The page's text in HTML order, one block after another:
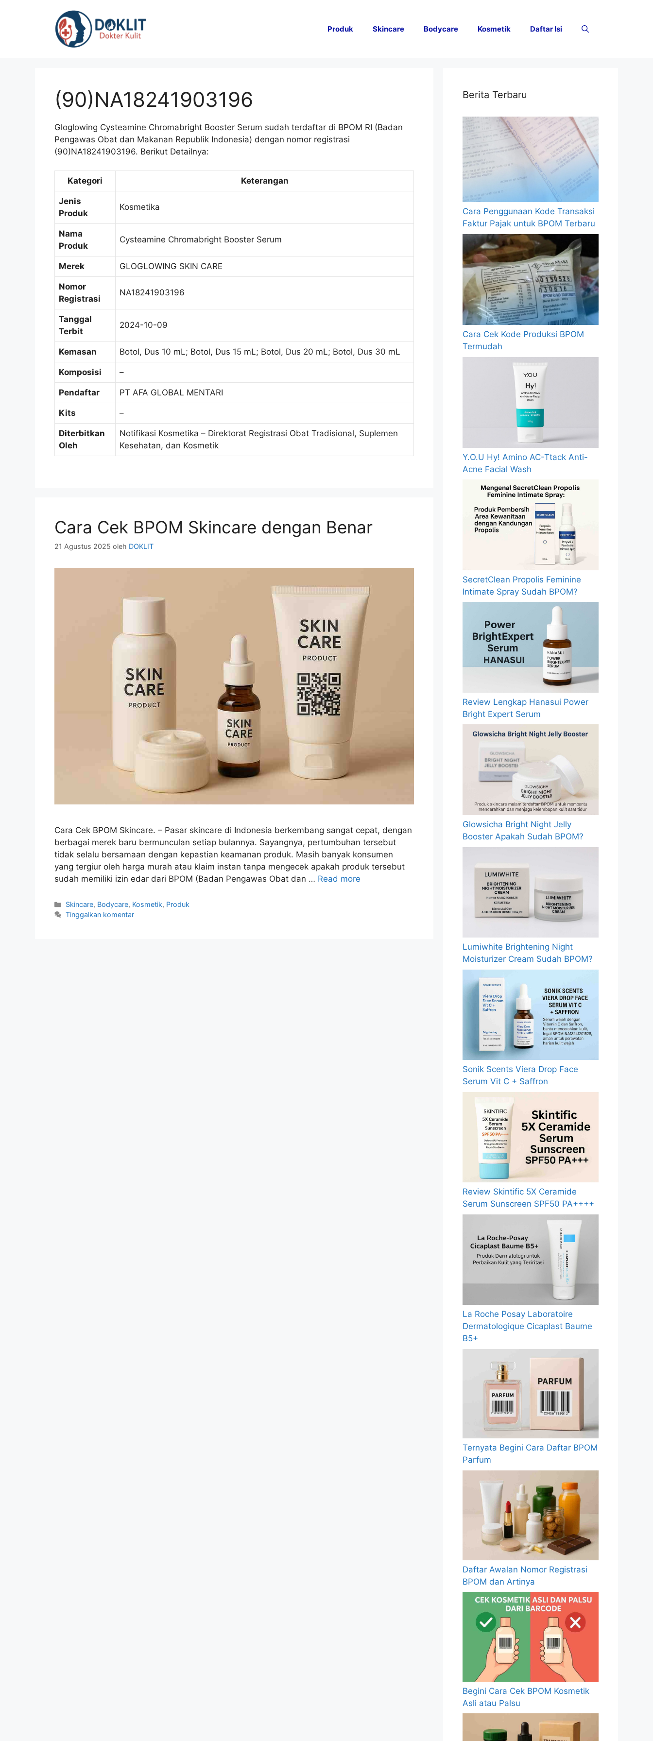
Produk Skincare Bodycare Kosmetik Daftar Isi
(90)NA18241903196
Gloglowing Cysteamine Chromabright Booster Serum sudah terdaftar di BPOM RI (Badan
Pengawas Obat dan Makanan Republik Indonesia) dengan nomor registrasi
(90)NA18241903196. Berikut Detailnya:
Kategori Keterangan
Jenis
Produk
Kosmetika
Nama
Produk
Cysteamine Chromabright Booster Serum
Merek GLOGLOWING SKIN CARE
Nomor
Registrasi
NA18241903196
Tanggal
Terbit
2024-10-09
Kemasan Botol, Dus 10 mL; Botol, Dus 15 mL; Botol, Dus 20 mL; Botol, Dus 30 mL
Komposisi –
Pendaftar PT AFA GLOBAL MENTARI
Kits –
Diterbitkan
Oleh
Notifikasi Kosmetika – Direktorat Registrasi Obat Tradisional, Suplemen
Kesehatan, dan Kosmetik
Cara Cek BPOM Skincare dengan Benar
21 Agustus 2025 oleh DOKLIT
Cara Cek BPOM Skincare. – Pasar skincare di Indonesia berkembang sangat cepat, dengan
berbagai merek baru bermunculan setiap bulannya. Sayangnya, pertumbuhan tersebut
tidak selalu bersamaan dengan kepastian keamanan produk. Masih banyak konsumen
yang tergiur oleh harga murah atau klaim instan tanpa mengecek apakah produk tersebut
sudah memiliki izin edar dari BPOM (Badan Pengawas Obat dan … Read more
Kategori
Skincare, Bodycare, Kosmetik, Produk
Tinggalkan komentar
Berita Terbaru
Cara Penggunaan Kode Transaksi
Faktur Pajak untuk BPOM Terbaru
Cara Cek Kode Produksi BPOM
Termudah
Y.O.U Hy! Amino AC-Ttack Anti-
Acne Facial Wash
SecretClean Propolis Feminine
Intimate Spray Sudah BPOM?
Review Lengkap Hanasui Power
Bright Expert Serum
Glowsicha Bright Night Jelly
Booster Apakah Sudah BPOM?
Lumiwhite Brightening Night
Moisturizer Cream Sudah BPOM?
Sonik Scents Viera Drop Face
Serum Vit C + Saffron
Review Skintific 5X Ceramide
Serum Sunscreen SPF50 PA++++
La Roche Posay Laboratoire
Dermatologique Cicaplast Baume
B5+
Ternyata Begini Cara Daftar BPOM
Parfum
Daftar Awalan Nomor Registrasi
BPOM dan Artinya
Begini Cara Cek BPOM Kosmetik
Asli atau Palsu